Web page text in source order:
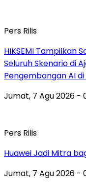
Pers Rilis
HIKSEMI Tampilkan
Seluruh Skenario di
Pengembangan AI
Jumat, 7 Agu 2026 -
Pers Rilis
Huawei Jadi Mitra
Jumat, 7 Agu 2026 -